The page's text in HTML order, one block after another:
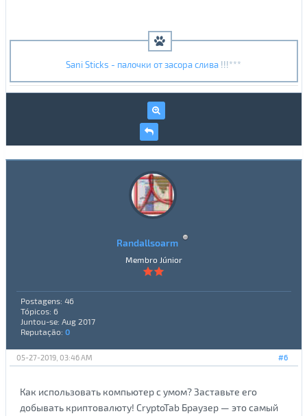
Sani Sticks - палочки от засора слива !!!***
Randallsoarm
Membro Júnior
Postagens: 46
Tópicos: 6
Juntou-se: Aug 2017
Reputação: 0
#6
05-27-2019, 03:46 AM
Как использовать компьютер с умом? Заставьте его
добывать криптовалюту! CryptoTab Браузер — это самый